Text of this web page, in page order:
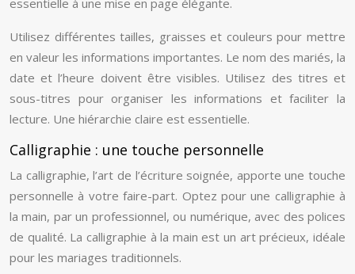
essentielle à une mise en page élégante.
Utilisez différentes tailles, graisses et couleurs pour mettre
en valeur les informations importantes. Le nom des mariés, la
date et l’heure doivent être visibles. Utilisez des titres et
sous-titres pour organiser les informations et faciliter la
lecture. Une hiérarchie claire est essentielle.
Calligraphie : une touche personnelle
La calligraphie, l’art de l’écriture soignée, apporte une touche
personnelle à votre faire-part. Optez pour une calligraphie à
la main, par un professionnel, ou numérique, avec des polices
de qualité. La calligraphie à la main est un art précieux, idéale
pour les mariages traditionnels.